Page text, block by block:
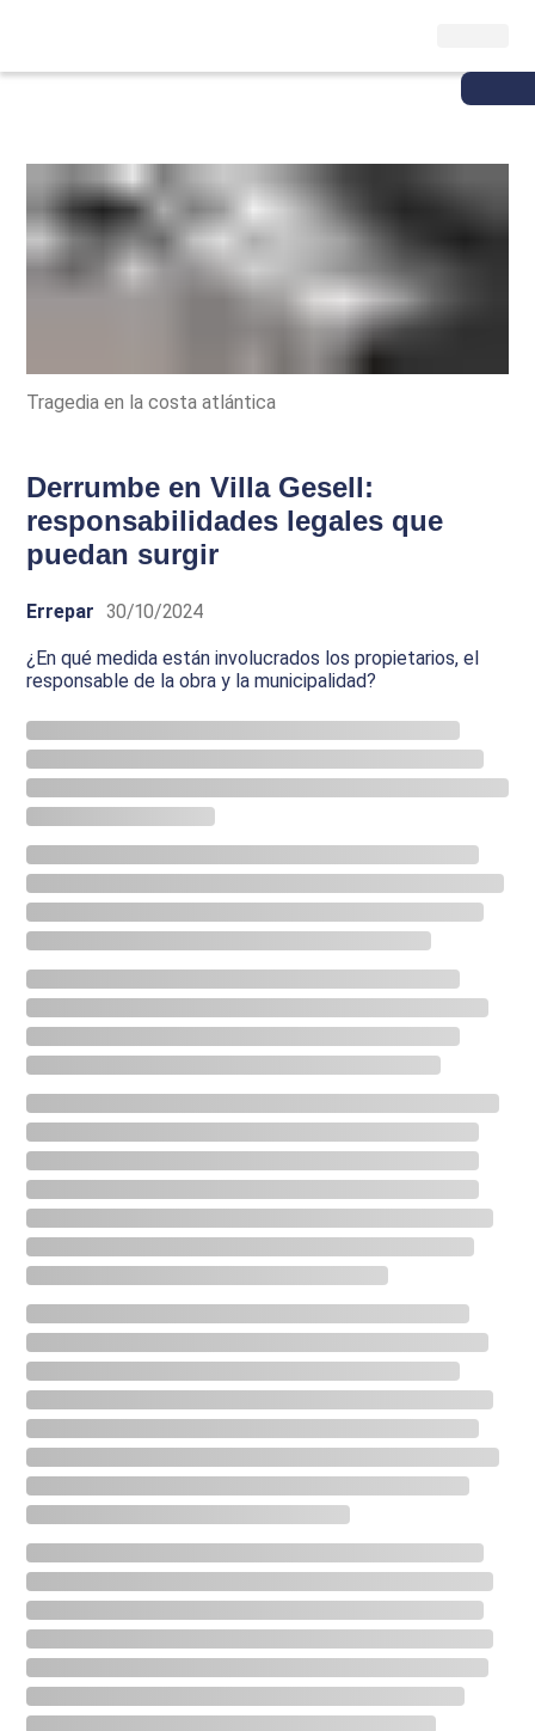
Tragedia en la costa atlántica
Derrumbe en Villa Gesell:
responsabilidades legales que
puedan surgir
Errepar 30/10/2024
¿En qué medida están involucrados los propietarios, el
responsable de la obra y la municipalidad?